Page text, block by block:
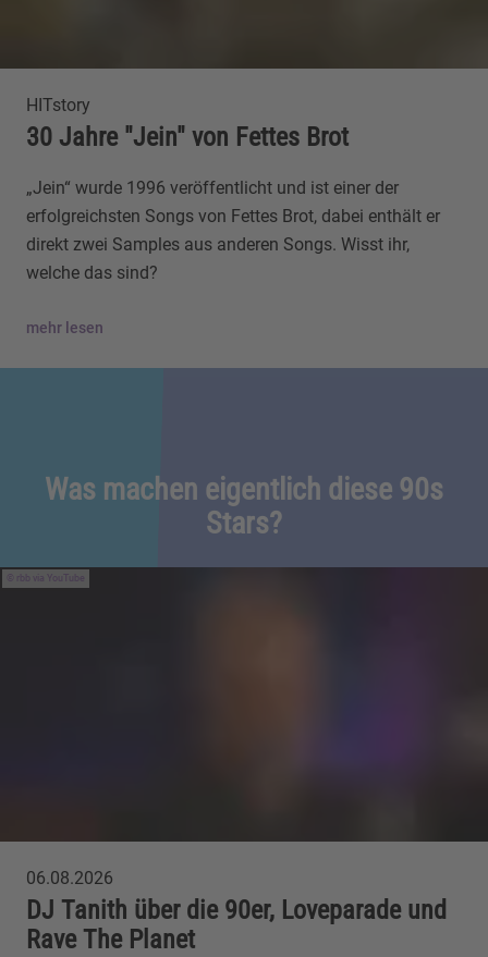
HITstory
30 Jahre "Jein" von Fettes Brot
„Jein“ wurde 1996 veröffentlicht und ist einer der
erfolgreichsten Songs von Fettes Brot, dabei enthält er
direkt zwei Samples aus anderen Songs. Wisst ihr,
welche das sind?
mehr lesen
Was machen eigentlich diese 90s
Stars?
rbb via YouTube
06.08.2026
DJ Tanith über die 90er, Loveparade und
Rave The Planet